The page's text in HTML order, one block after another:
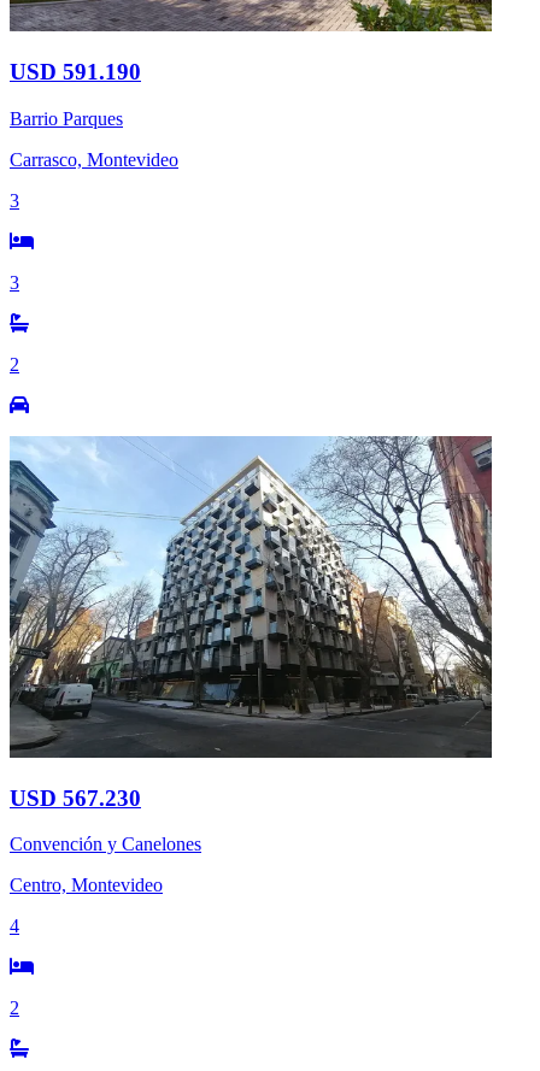
USD 591.190
Barrio Parques
Carrasco, Montevideo
3
3
2
USD 567.230
Convención y Canelones
Centro, Montevideo
4
2